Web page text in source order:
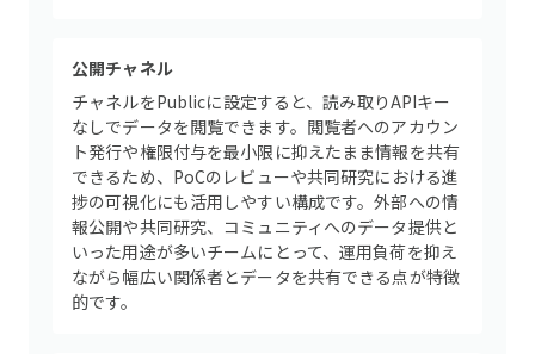
公開チャネル
チャネルをPublicに設定すると、読み取りAPIキー
なしでデータを閲覧できます。閲覧者へのアカウン
ト発行や権限付与を最小限に抑えたまま情報を共有
できるため、PoCのレビューや共同研究における進
捗の可視化にも活用しやすい構成です。外部への情
報公開や共同研究、コミュニティへのデータ提供と
いった用途が多いチームにとって、運用負荷を抑え
ながら幅広い関係者とデータを共有できる点が特徴
的です。